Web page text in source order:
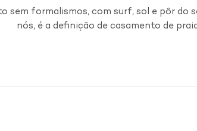
sem formalismos, com surf, sol e pôr
nós, é a definição de casamento de